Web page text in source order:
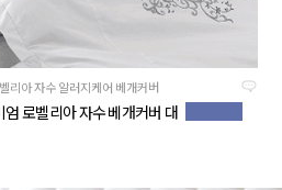
리아 자수 알러지케어 베개커버
로벨리아 자수 베개커버 대